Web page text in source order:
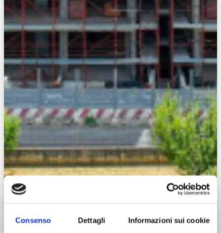
Consenso Dettagli Informazioni sui cookie